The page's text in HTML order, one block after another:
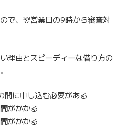
で、翌営業日の9時から審査対
理由とスピーディーな借り方の
に申し込む必要がある
がかかる
がかかる